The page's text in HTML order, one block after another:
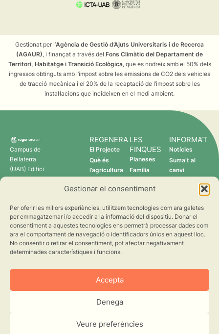
Gestionar el consentiment
Per oferir les millors experiències, utilitzem tecnologies com ara galetes
per emmagatzemar i/o accedir a la informació del dispositiu. Donar el
consentiment a aquestes tecnologies ens permetrà processar dades com
ara el comportament de navegació o identificadors únics en aquest lloc.
No consentir o retirar el consentiment, pot afectar negativament
determinades característiques i funcions.
Accepta
Denega
Veure preferències
Gestionat per l’Agència de Gestió d’Ajuts Universitaris i de Recerca
(AGAUR) , i finançat a través del Fons Climàtic del Departament de
Territori, Habitatge i Transició Ecològica , que es nodreix amb el 50% dels
ingressos obtinguts amb l’impost sobre les emissions de CO2 dels vehicles
de tracció mecànica i el 20% de la recaptació de l’impost sobre les
instal·lacions que incideixen en el medi ambient.
Campus de
Bellaterra
(UAB) Edifici
C 08193
regenera@creaf.uab.cat
REGENERA
El Projecte
Què és
l’agricultura
Qui som
LES
FINQUES
Planeses
Família
Verdcamp
Pomona
Fruits
INFORMA’T
Notícies
Suma’t al
canvi